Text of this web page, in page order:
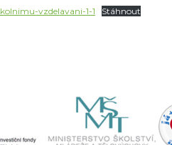
vzdelavani-1-1 Stáhnout